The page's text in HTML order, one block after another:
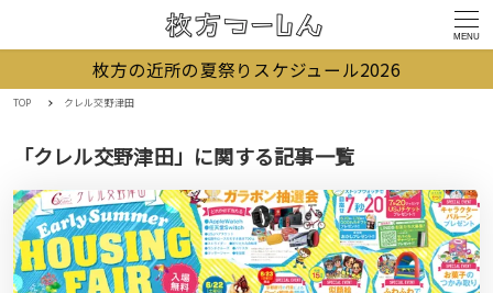
MENU
枚方の近所の夏祭りスケジュール2026
TOP クレル交野津田
「クレル交野津田」に関する記事一覧